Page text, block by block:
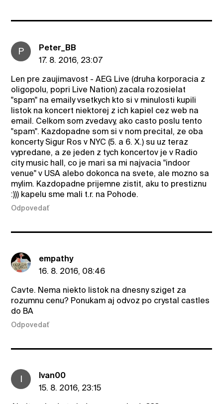
P
Peter_BB
17. 8. 2016, 23:07
Len pre zaujimavost - AEG Live (druha korporacia z
oligopolu, popri Live Nation) zacala rozosielat
"spam" na emaily vsetkych kto si v minulosti kupili
listok na koncert niektorej z ich kapiel cez web na
email. Celkom som zvedavy, ako casto poslu tento
"spam". Kazdopadne som si v nom precital, ze oba
koncerty Sigur Ros v NYC (5. a 6. X.) su uz teraz
vypredane, a ze jeden z tych koncertov je v Radio
city music hall, co je mari sa mi najvacia "indoor
venue" v USA alebo dokonca na svete, ale mozno sa
mylim. Kazdopadne prijemne zistit, aku to prestiznu
:))) kapelu sme mali t.r. na Pohode.
Odpovedať
empathy
16. 8. 2016, 08:46
Cavte. Nema niekto listok na dnesny sziget za
rozumnu cenu? Ponukam aj odvoz po crystal castles
do BA
Odpovedať
I
Ivan00
15. 8. 2016, 23:15